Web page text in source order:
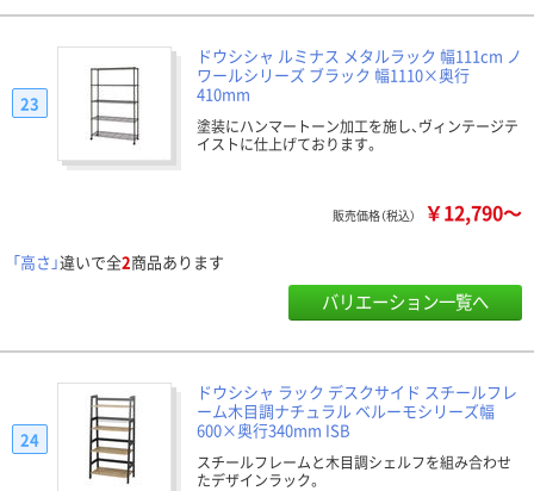
ドウシシャ ルミナス メタルラック 幅111cm ノ
ワールシリーズ ブラック 幅1110×奥行
410mm
塗装にハンマートーン加工を施し、ヴィンテージテ
イストに仕上げております。
23
販売価格（税込） ￥12,790～
「高さ」違いで全2商品あります
バリエーション一覧へ
ドウシシャ ラック デスクサイド スチールフレ
ーム木目調ナチュラル ベルーモシリーズ幅
600×奥行340mm ISB
スチールフレームと木目調シェルフを組み合わせ
たデザインラック。
24